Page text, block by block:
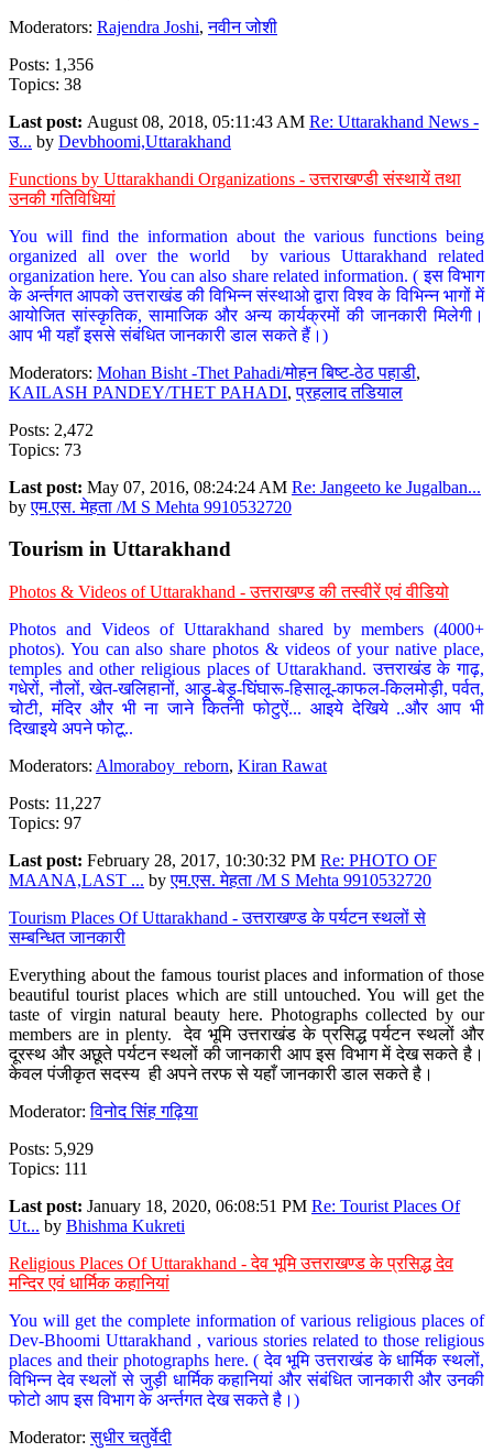
Moderators: Rajendra Joshi,नवीन जोशी
Posts: 1,356
Topics: 38
Last post: August 08, 2018, 05:11:43 AM Re: Uttarakhand News -
उ... by Devbhoomi,Uttarakhand
Functions by Uttarakhandi Organizations - उत्तराखण्डी संस्थायें तथा
उनकी गतिविधियां
You will find the information about the various functions being
organized all over the world by various Uttarakhand related
organization here. You can also share related information. ( इस विभाग
के अर्न्तगत आपको उत्तराखंड की विभिन्न संस्थाओ द्वारा विश्व के विभिन्न भागों में
आयोजित सांस्कृतिक, सामाजिक और अन्य कार्यक्रमों की जानकारी मिलेगी।
आप भी यहाँ इससे संबंधित जानकारी डाल सकते हैं।)
Moderators: Mohan Bisht -Thet Pahadi/मोहन बिष्ट-ठेठ पहाडी,
KAILASH PANDEY/THET PAHADI,प्रहलाद तडियाल
Posts: 2,472
Topics: 73
Last post: May 07, 2016, 08:24:24 AM Re: Jangeeto ke Jugalban...
byएम.एस. मेहता /M S Mehta 9910532720
Tourism in Uttarakhand
Photos & Videos of Uttarakhand - उत्तराखण्ड की तस्वीरें एवं वीडियो
Photos and Videos of Uttarakhand shared by members (4000+
photos). You can also share photos & videos of your native place,
temples and other religious places of Uttarakhand. उत्तराखंड के गाढ़,
गधेरों, नौलों, खेत-खलिहानों, आड़ू-बेड़ू-घिंघारू-हिसालू-काफल-किलमोड़ी, पर्वत,
चोटी, मंदिर और भी ना जाने कितनी फोटुऐं... आइये देखिये ..और आप भी
दिखाइये अपने फोटू..
Moderators: Almoraboy_reborn, Kiran Rawat
Posts: 11,227
Topics: 97
Last post: February 28, 2017, 10:30:32 PM Re: PHOTO OF
MAANA,LAST ... byएम.एस. मेहता /M S Mehta 9910532720
Tourism Places Of Uttarakhand - उत्तराखण्ड के पर्यटन स्थलों से
सम्बन्धित जानकारी
Everything about the famous tourist places and information of those
beautiful tourist places which are still untouched. You will get the
taste of virgin natural beauty here. Photographs collected by our
members are in plenty. देव भूमि उत्तराखंड के प्रसिद्ध पर्यटन स्थलों और
दूरस्थ और अछूते पर्यटन स्थलों की जानकारी आप इस विभाग में देख सकते है।
केवल पंजीकृत सदस्य ही अपने तरफ से यहाँ जानकारी डाल सकते है।
Moderator:विनोद सिंह गढ़िया
Posts: 5,929
Topics: 111
Last post: January 18, 2020, 06:08:51 PM Re: Tourist Places Of
Ut... by Bhishma Kukreti
Religious Places Of Uttarakhand - देव भूमि उत्तराखण्ड के प्रसिद्ध देव
मन्दिर एवं धार्मिक कहानियां
You will get the complete information of various religious places of
Dev-Bhoomi Uttarakhand , various stories related to those religious
places and their photographs here. ( देव भूमि उत्तराखंड के धार्मिक स्थलों,
विभिन्न देव स्थलों से जुड़ी धार्मिक कहानियां और संबंधित जानकारी और उनकी
फोटो आप इस विभाग के अर्न्तगत देख सकते है।)
Moderator:सुधीर चतुर्वेदी